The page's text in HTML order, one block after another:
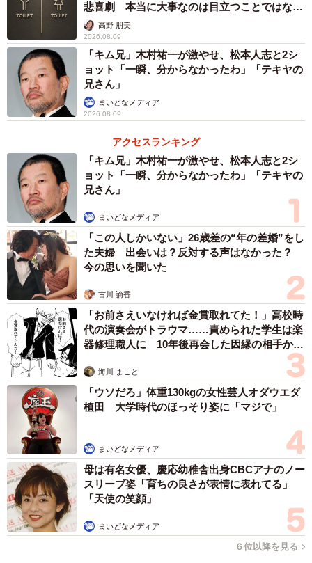
悲喜劇 本当に大事なのは目立つことではな
く…高野 朋美
2026.08.09
「キム兄」木村祐一が激やせ、松本人志と2シ
ョット「一瞬、分からなかったわ」「テキヤの
兄さん」
まいどなメディア
2026.08.09
アクセスランキング
「キム兄」木村祐一が激やせ、松本人志と2シ
ョット「一瞬、分からなかったわ」「テキヤの
兄さん」
まいどなメディア
「この人しかいない」26歳差の“年の差婚”をし
た夫婦 出会いは？反対する声はなかった？
今の思いを聞いた
古川 諭香
「お前さえいなければ金賞取れてた！」高校時
代の演奏会がトラウマ……責められた学生は楽
器修理職人に 10年後再会した因縁の相手から
海川 まこと
「ウソだろ」体重130kgの女性芸人オダウエダ
植田 大学時代のほっそり姿に「マジで」
まいどなメディア
母は有名女優、慶応幼稚舎出身CBCアナのノー
スリーブ姿「育ちの良さが表情に表れてる」
「天使の笑顔」
まいどなメディア
６位以降を見る